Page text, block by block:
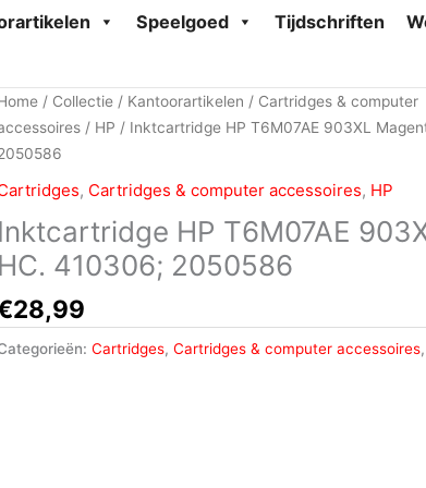
Speelgoed Tijdschriften
/ Collectie / Kantoorartikelen / Cartridges & computer
/ HP / Inktcartridge HP T6M07AE 903XL
, Cartridges & computer accessoires, HP
Inktcartridge HP T6M07AE
HC. 410306; 2050586
28,99
Cartridges, Cartridges & computer accessoires,